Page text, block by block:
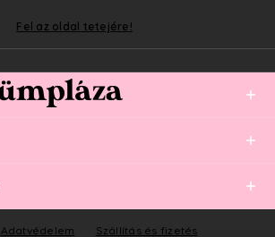
Fel az oldal tetejére!
Adatvédelem Szállítás és fizetés